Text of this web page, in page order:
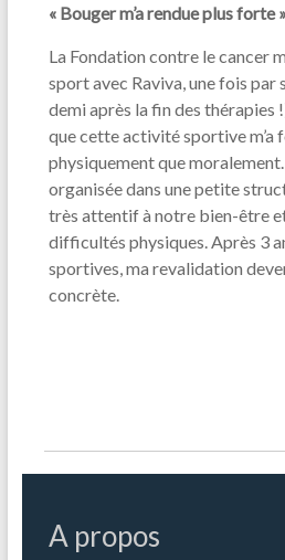
« Bouger m’a rendue plus forte »
La Fondation contre le cancer
sport avec Raviva, une fois par
demi après la fin des thérapies
que cette activité sportive
physiquement que
organisée dans une petite
très attentif à notre bien-être
difficultés physiques. Après 3
sportives, ma revalidation
concrète.
A propos